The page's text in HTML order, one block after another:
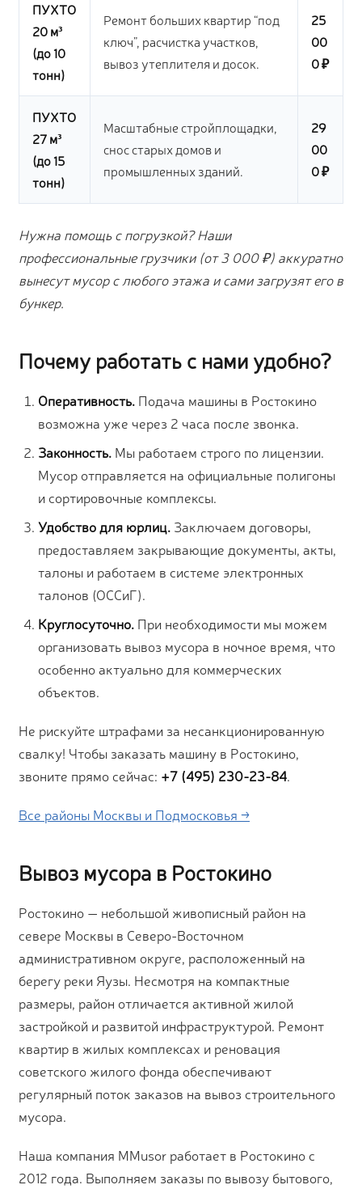
ПУХТО
20 м³
(до 10
тонн)
Ремонт больших квартир “под
ключ”, расчистка участков,
вывоз утеплителя и досок.
25
00
0 ₽
ПУХТО
27 м³
(до 15
тонн)
Масштабные стройплощадки,
снос старых домов и
промышленных зданий.
29
00
0 ₽
Нужна помощь с погрузкой? Наши
профессиональные грузчики (от 3 000 ₽) аккуратно
вынесут мусор с любого этажа и сами загрузят его в
бункер.
Почему работать с нами удобно?
Оперативность. Подача машины в Ростокино
возможна уже через 2 часа после звонка.
Законность. Мы работаем строго по лицензии.
Мусор отправляется на официальные полигоны
и сортировочные комплексы.
Удобство для юрлиц. Заключаем договоры,
предоставляем закрывающие документы, акты,
талоны и работаем в системе электронных
талонов (ОССиГ).
Круглосуточно. При необходимости мы можем
организовать вывоз мусора в ночное время, что
особенно актуально для коммерческих
объектов.
Не рискуйте штрафами за несанкционированную
свалку! Чтобы заказать машину в Ростокино,
звоните прямо сейчас: +7 (495) 230-23-84.
Все районы Москвы и Подмосковья →
Вывоз мусора в Ростокино
Ростокино — небольшой живописный район на
севере Москвы в Северо-Восточном
административном округе, расположенный на
берегу реки Яузы. Несмотря на компактные
размеры, район отличается активной жилой
застройкой и развитой инфраструктурой. Ремонт
квартир в жилых комплексах и реновация
советского жилого фонда обеспечивают
регулярный поток заказов на вывоз строительного
мусора.
Наша компания MMusor работает в Ростокино с
2012 года. Выполняем заказы по вывозу бытового,